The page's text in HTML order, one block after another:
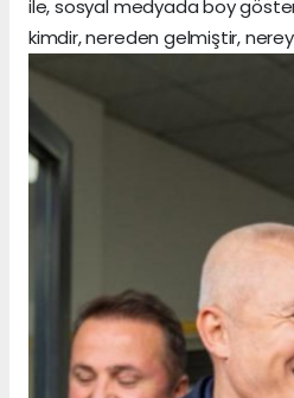
ile, sosyal medyada boy
kimdir, nereden gelmiştir,